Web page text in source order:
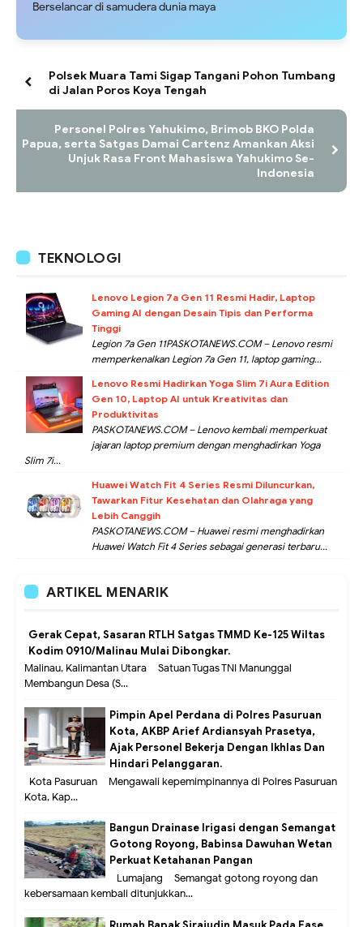
Berselancar di samudera dunia maya
Polsek Muara Tami Sigap Tangani Pohon Tumbang
di Jalan Poros Koya Tengah
Personel Polres Yahukimo, Brimob BKO Polda
Papua, serta Satgas Damai Cartenz Amankan Aksi
Unjuk Rasa Front Mahasiswa Yahukimo Se-
Indonesia
TEKNOLOGI
Lenovo Legion 7a Gen 11 Resmi Hadir, Laptop
Gaming AI dengan Desain Tipis dan Performa
Tinggi
Legion 7a Gen 11PASKOTANEWS.COM – Lenovo resmi
memperkenalkan Legion 7a Gen 11, laptop gaming...
Lenovo Resmi Hadirkan Yoga Slim 7i Aura Edition
Gen 10, Laptop AI untuk Kreativitas dan
Produktivitas
PASKOTANEWS.COM – Lenovo kembali memperkuat
jajaran laptop premium dengan menghadirkan Yoga
Slim 7i...
Huawei Watch Fit 4 Series Resmi Diluncurkan,
Tawarkan Fitur Kesehatan dan Olahraga yang
Lebih Canggih
PASKOTANEWS.COM – Huawei resmi menghadirkan
Huawei Watch Fit 4 Series sebagai generasi terbaru...
ARTIKEL MENARIK
Gerak Cepat, Sasaran RTLH Satgas TMMD Ke-125 Wiltas
Kodim 0910/Malinau Mulai Dibongkar.
Malinau, Kalimantan Utara – Satuan Tugas TNI Manunggal
Membangun Desa (S...
Pimpin Apel Perdana di Polres Pasuruan
Kota, AKBP Arief Ardiansyah Prasetya,
Ajak Personel Bekerja Dengan Ikhlas Dan
Hindari Pelanggaran.
Kota Pasuruan – Mengawali kepemimpinannya di Polres Pasuruan
Kota, Kap...
Bangun Drainase Irigasi dengan Semangat
Gotong Royong, Babinsa Dawuhan Wetan
Perkuat Ketahanan Pangan
Lumajang – Semangat gotong royong dan
kebersamaan kembali ditunjukkan...